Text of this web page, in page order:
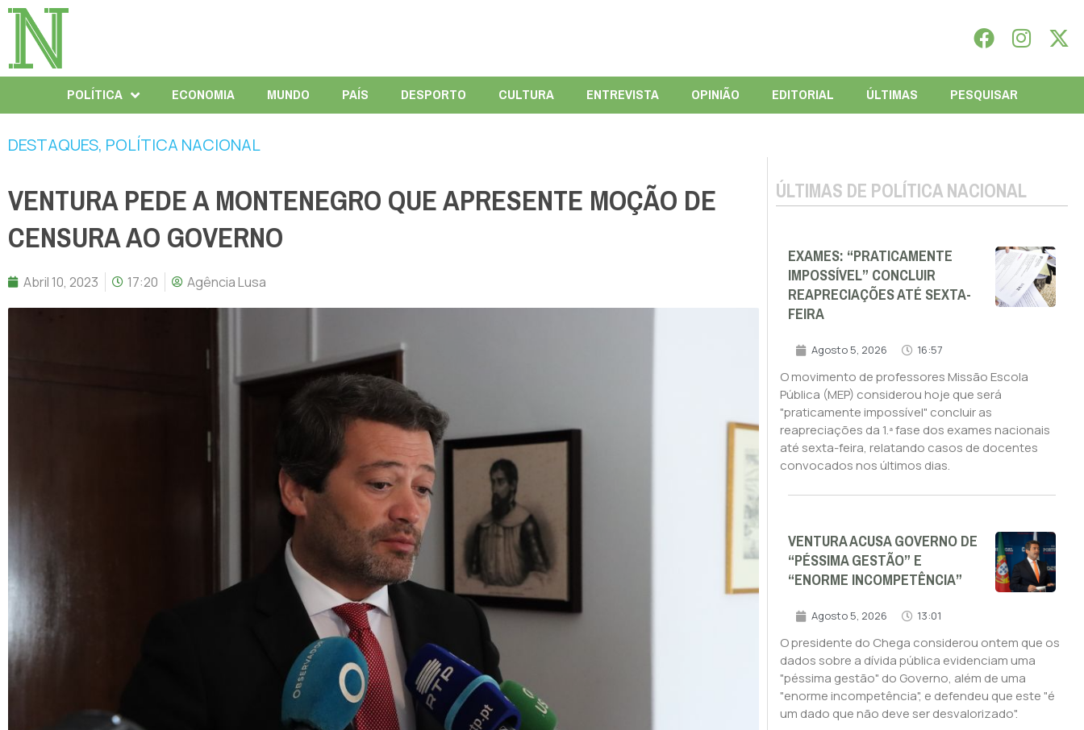
POLÍTICA ECONOMIA MUNDO PAÍS DESPORTO CULTURA ENTREVISTA OPINIÃO EDITORIAL ÚLTIMAS PESQUISAR
DESTAQUES, POLÍTICA NACIONAL
VENTURA PEDE A MONTENEGRO QUE APRESENTE MOÇÃO DE
CENSURA AO GOVERNO
Abril 10, 2023 17:20 Agência Lusa
ÚLTIMAS DE POLÍTICA NACIONAL
EXAMES: “PRATICAMENTE
IMPOSSÍVEL” CONCLUIR
REAPRECIAÇÕES ATÉ SEXTA-
FEIRA
Agosto 5, 2026 16:57
O movimento de professores Missão Escola
Pública (MEP) considerou hoje que será
"praticamente impossível" concluir as
reapreciações da 1.ª fase dos exames nacionais
até sexta-feira, relatando casos de docentes
convocados nos últimos dias.
VENTURA ACUSA GOVERNO DE
“PÉSSIMA GESTÃO” E
“ENORME INCOMPETÊNCIA”
Agosto 5, 2026 13:01
O presidente do Chega considerou ontem que os
dados sobre a dívida pública evidenciam uma
"péssima gestão" do Governo, além de uma
"enorme incompetência", e defendeu que este "é
um dado que não deve ser desvalorizado".